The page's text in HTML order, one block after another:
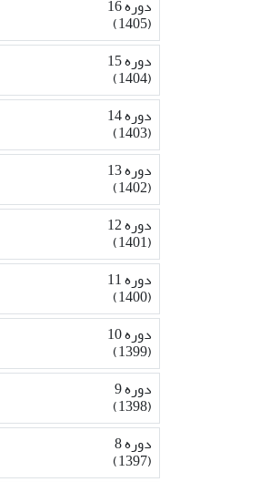
دوره 16
(1405)
دوره 15
(1404)
دوره 14
(1403)
دوره 13
(1402)
دوره 12
(1401)
دوره 11
(1400)
دوره 10
(1399)
دوره 9
(1398)
دوره 8
(1397)